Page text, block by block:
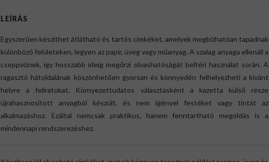
LEÍRÁS
Egyszerűen készíthet átlátható és tartós címkéket, amelyek megbízhatóan tapadnak
különböző felületeken, legyen az papír, üveg vagy műanyag. A szalag anyaga ellenáll a
cseppvíznek, így hosszabb ideig megőrzi olvashatóságát beltéri használat során. A
ragasztó hátoldalának köszönhetően gyorsan és könnyedén felhelyezheti a kívánt
helyre a feliratokat. Környezettudatos választásként a kazetta külső része
újrahasznosított anyagból készült, és nem igényel festéket vagy tintát az
alkalmazáshoz. Ezáltal nemcsak praktikus, hanem fenntartható megoldás is a
mindennapi rendszerezéshez.